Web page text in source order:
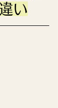
い